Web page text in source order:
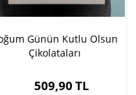
Günün Kutlu Olsun
Çikolataları
509,90 TL